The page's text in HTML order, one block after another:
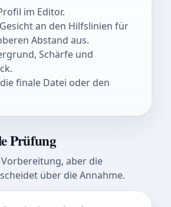
im Editor.
an den Hilfslinien für
Abstand aus.
Schärfe und
finale Datei oder den
Prüfung
aber die
über die Annahme.